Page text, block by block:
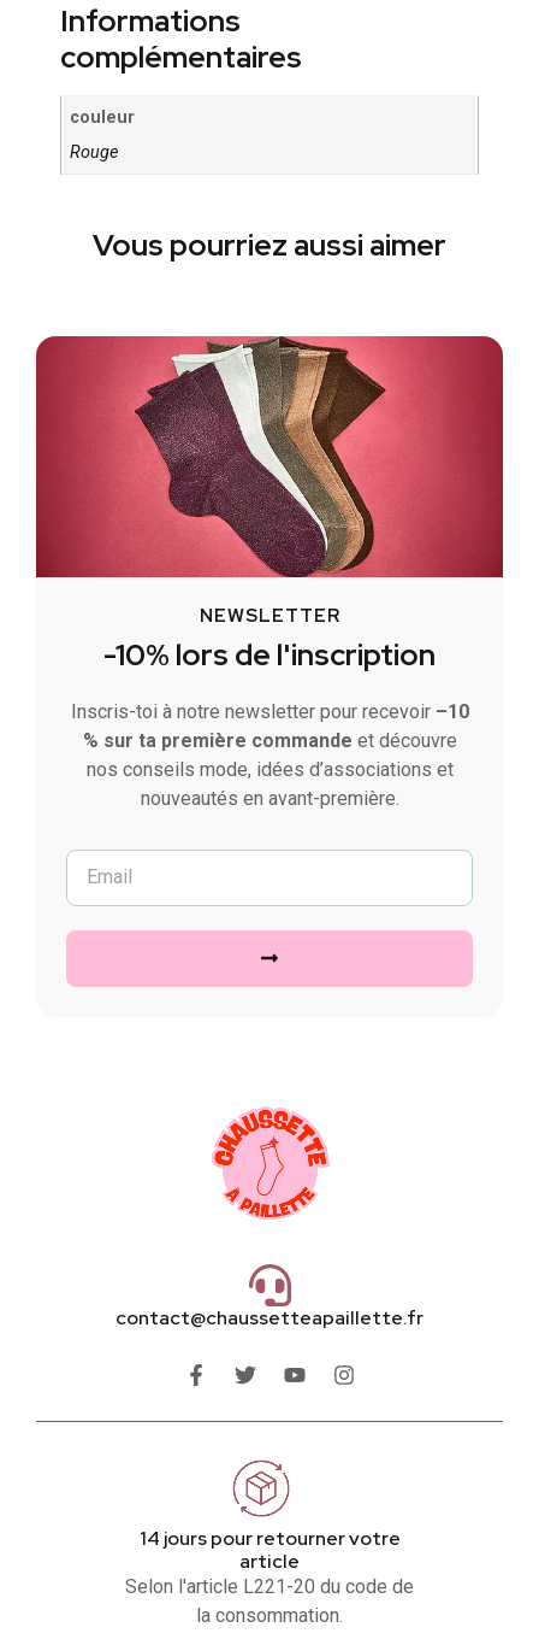
Informations
complémentaires
couleur
Rouge
Vous pourriez aussi aimer
NEWSLETTER
-10% lors de l'inscription
Inscris-toi à notre newsletter pour recevoir –10
% sur ta première commande et découvre
nos conseils mode, idées d’associations et
nouveautés en avant-première.
contact@chaussetteapaillette.fr
14 jours pour retourner votre
article
Selon l'article L221-20 du code de
la consommation.